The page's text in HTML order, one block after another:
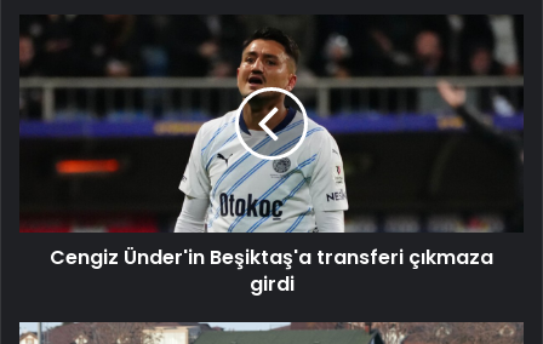
Cengiz
Ünder'in
Beşiktaş'a
transferi
çıkmaza
Cengiz Ünder'in Beşiktaş'a transferi çıkmaza
girdi
Galatasaray,